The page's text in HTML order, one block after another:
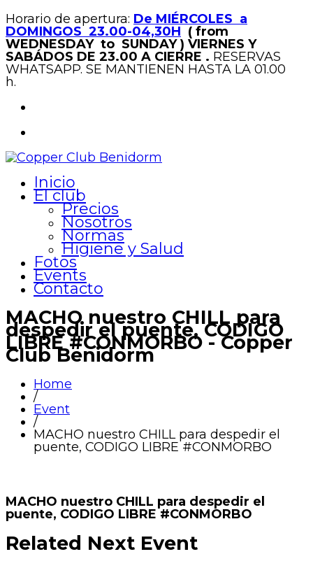
Horario de apertura: De MIÉRCOLES a
DOMINGOS 23.00-04,30H ( from
WEDNESDAY to SUNDAY ) VIERNES Y
SABÁDOS DE 23.00 A CIERRE . RESERVAS
WHATSAPP. SE MANTIENEN HASTA LA 01.00
h.
Inicio
El club
Precios
Nosotros
Normas
Higiene y Salud
Fotos
Events
Contacto
MACHO nuestro CHILL para
despedir el puente, CODIGO
LIBRE #CONMORBO - Copper
Club Benidorm
Home
/
Event
/
MACHO nuestro CHILL para despedir el
puente, CODIGO LIBRE #CONMORBO
MACHO nuestro CHILL para despedir el
puente, CODIGO LIBRE #CONMORBO
Related Next Event